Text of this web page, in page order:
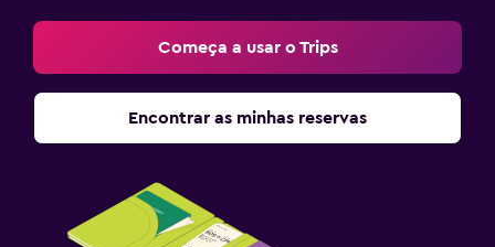
Ténis
Começa a usar o Trips
Encontrar as minhas reservas